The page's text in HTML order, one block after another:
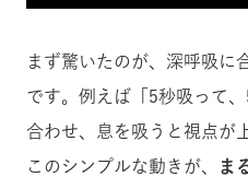
まず驚いたのが、深呼吸に
です。例えば「5秒吸って
合わせ、息を吸うと視点が
このシンプルな動きが、
ま